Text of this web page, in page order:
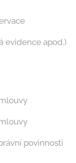
evidence apod.)
povinnosti